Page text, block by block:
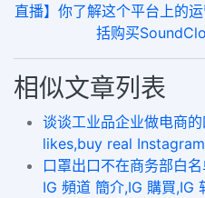
直播】你了解这个平台上的
括购买
相似文章列表
谈谈工业品企业做电商
likes,buy real
口罩出口不在商务部白
IG 頻道 簡介,IG 購買,IG